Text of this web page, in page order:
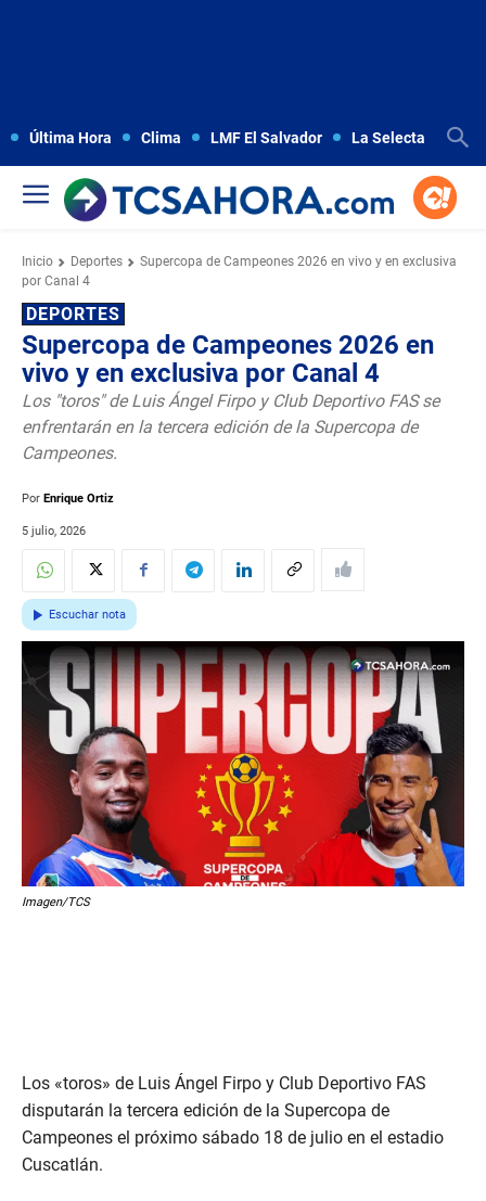
Última Hora Clima LMF El Salvador La Selecta
Inicio Deportes
Supercopa de Campeones 2026 en vivo y en exclusiva
por Canal 4
DEPORTES
Supercopa de Campeones 2026 en
vivo y en exclusiva por Canal 4
Los "toros" de Luis Ángel Firpo y Club Deportivo FAS se
enfrentarán en la tercera edición de la Supercopa de
Campeones.
Por Enrique Ortiz
5 julio, 2026
Escuchar nota
Imagen/TCS
Los «toros» de Luis Ángel Firpo y Club Deportivo FAS
disputarán la tercera edición de la Supercopa de
Campeones el próximo sábado 18 de julio en el estadio
Cuscatlán.